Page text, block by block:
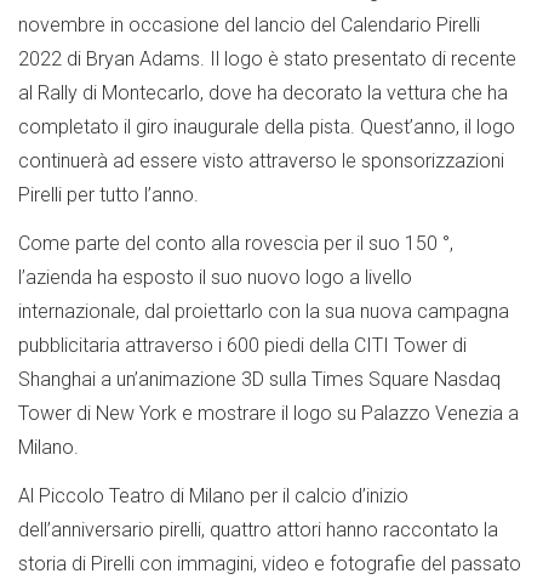
novembre in occasione del lancio del Calendario Pirelli
2022 di Bryan Adams. Il logo è stato presentato di recente
al Rally di Montecarlo, dove ha decorato la vettura che ha
completato il giro inaugurale della pista. Quest’anno, il logo
continuerà ad essere visto attraverso le sponsorizzazioni
Pirelli per tutto l’anno.
Come parte del conto alla rovescia per il suo 150 °,
l’azienda ha esposto il suo nuovo logo a livello
internazionale, dal proiettarlo con la sua nuova campagna
pubblicitaria attraverso i 600 piedi della CITI Tower di
Shanghai a un’animazione 3D sulla Times Square Nasdaq
Tower di New York e mostrare il logo su Palazzo Venezia a
Milano.
Al Piccolo Teatro di Milano per il calcio d’inizio
dell’anniversario pirelli, quattro attori hanno raccontato la
storia di Pirelli con immagini, video e fotografie del passato